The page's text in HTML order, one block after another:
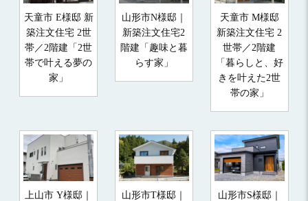
天童市 E様邸 新
築注文住宅 2世
帯／2階建「2世
帯で叶える夢の
家」
山形市N様邸｜
新築注文住宅2
階建「趣味と暮
らす家」
天童市 M様邸
新築注文住宅 2
世帯／2階建
「暮らしと、好
きを叶えた2世
帯の家」
上山市 Y様邸｜
山形市T様邸｜
山形市S様邸｜